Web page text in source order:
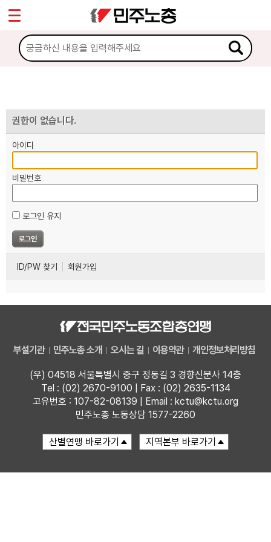
권한이 없습니다.
아이디
비밀번호
로그인 유지
ID/PW 찾기 회원가입
부설기관 민주노총 소개 오시는 길 이용약관 개인정보처리방침
(우) 04518 서울특별시 중구 정동길 3 경향신문사 14층
Tel : (02) 2670-9100 | Fax : (02) 2635-1134
고유번호 : 107-82-08139 | Email : kctu@kctu.org
민주노총 노동상담 1577-2260
마이페이지
소개
노동상담
자료
부설기관
업무